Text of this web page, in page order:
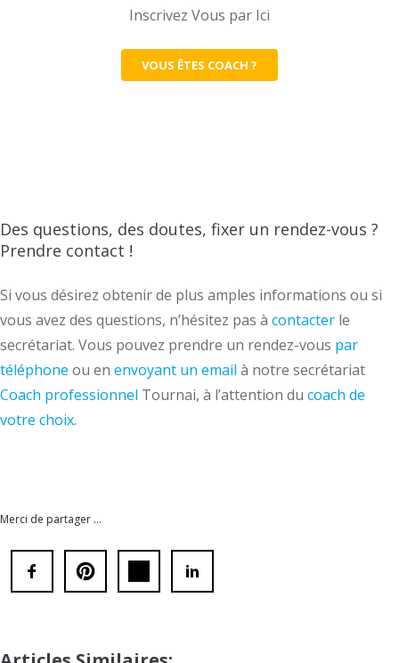
Inscrivez Vous par Ici
VOUS ÊTES COACH ?
Des questions, des doutes, fixer un rendez-vous ?
Prendre contact !
Si vous désirez obtenir de plus amples informations ou si
vous avez des questions, n’hésitez pas à contacter le
secrétariat. Vous pouvez prendre un rendez-vous par
téléphone ou en envoyant un email à notre secrétariat
Coach professionnel Tournai, à l’attention du coach de
votre choix.
Merci de partager ...